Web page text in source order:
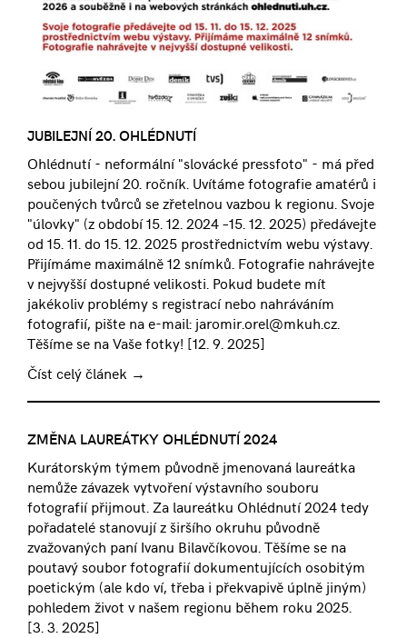
JUBILEJNÍ 20. OHLÉDNUTÍ
Ohlédnutí - neformální "slovácké pressfoto" - má před
sebou jubilejní 20. ročník. Uvítáme fotografie amatérů i
poučených tvůrců se zřetelnou vazbou k regionu. Svoje
"úlovky" (z období 15. 12. 2024 –15. 12. 2025) předávejte
od 15. 11. do 15. 12. 2025 prostřednictvím webu výstavy.
Přijímáme maximálně 12 snímků. Fotografie nahrávejte
v nejvyšší dostupné velikosti. Pokud budete mít
jakékoliv problémy s registrací nebo nahráváním
fotografií, pište na e-mail: jaromir.orel@mkuh.cz.
Těšíme se na Vaše fotky! [12. 9. 2025]
Číst celý článek →
ZMĚNA LAUREÁTKY OHLÉDNUTÍ 2024
Kurátorským týmem původně jmenovaná laureátka
nemůže závazek vytvoření výstavního souboru
fotografií přijmout. Za laureátku Ohlédnutí 2024 tedy
pořadatelé stanovují z širšího okruhu původně
zvažovaných paní Ivanu Bilavčíkovou. Těšíme se na
poutavý soubor fotografií dokumentujících osobitým
poetickým (ale kdo ví, třeba i překvapivě úplně jiným)
pohledem život v našem regionu během roku 2025.
[3. 3. 2025]